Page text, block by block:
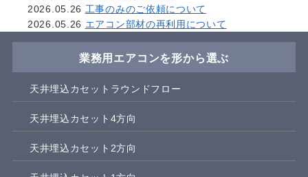
2026.05.26 工事のみのご依頼について
2026.05.26 エアコン部材の再利用について
業務用エアコンを形から選ぶ
天井埋込カセットラウンドフロー
天井埋込カセット4方向
天井埋込カセット2方向